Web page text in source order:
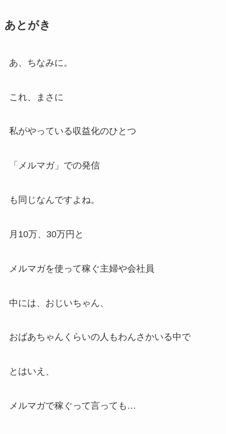
あとがき
あ、ちなみに。
これ、まさに
私がやっている収益化のひとつ
「メルマガ」での発信
も同じなんですよね。
月10万、30万円と
メルマガを使って稼ぐ主婦や会社員
中には、おじいちゃん、
おばあちゃんくらいの人もわんさかいる中で
とはいえ、
メルマガで稼ぐって言っても…